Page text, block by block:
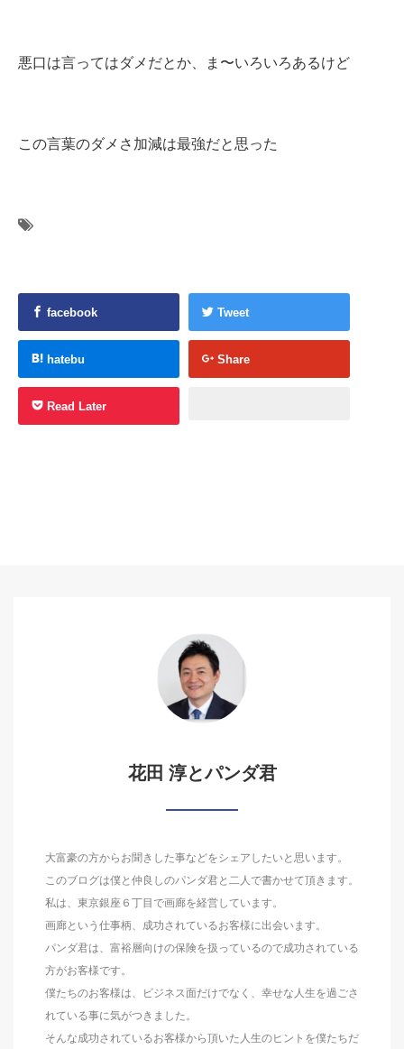
悪口は言ってはダメだとか、ま〜いろいろあるけど
この言葉のダメさ加減は最強だと思った
facebook Tweet
hatebu Share
Read Later
花田 淳とパンダ君
大富豪の方からお聞きした事などをシェアしたいと思います。
このブログは僕と仲良しのパンダ君と二人で書かせて頂きます。
私は、東京銀座６丁目で画廊を経営しています。
画廊という仕事柄、成功されているお客様に出会います。
パンダ君は、富裕層向けの保険を扱っているので成功されている
方がお客様です。
僕たちのお客様は、ビジネス面だけでなく、幸せな人生を過ごさ
れている事に気がつきました。
そんな成功されているお客様から頂いた人生のヒントを僕たちだ